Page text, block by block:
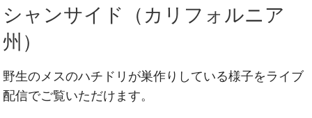
シャンサイド（カリフォルニア
州）
野生のメスのハチドリが巣作りしている様子をライブ
配信でご覧いただけます。